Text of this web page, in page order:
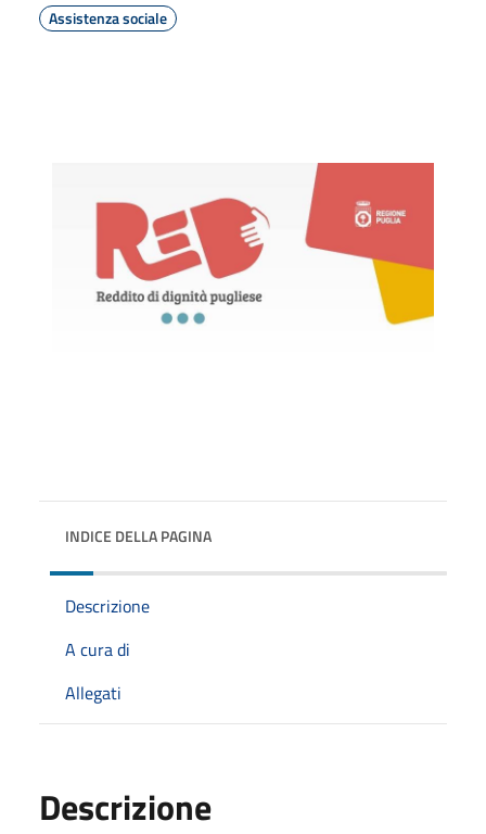
Assistenza sociale
INDICE DELLA PAGINA
Descrizione
A cura di
Allegati
Descrizione